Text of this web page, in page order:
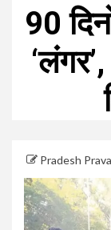
90
Pradesh